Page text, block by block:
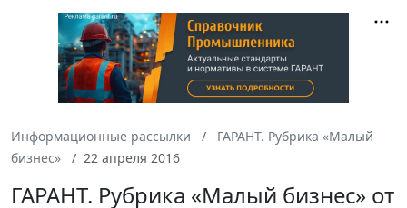
Информационные рассылки
ГАРАНТ. Рубрика «Малый
бизнес»
22 апреля 2016
ГАРАНТ. Рубрика «Малый бизнес» от